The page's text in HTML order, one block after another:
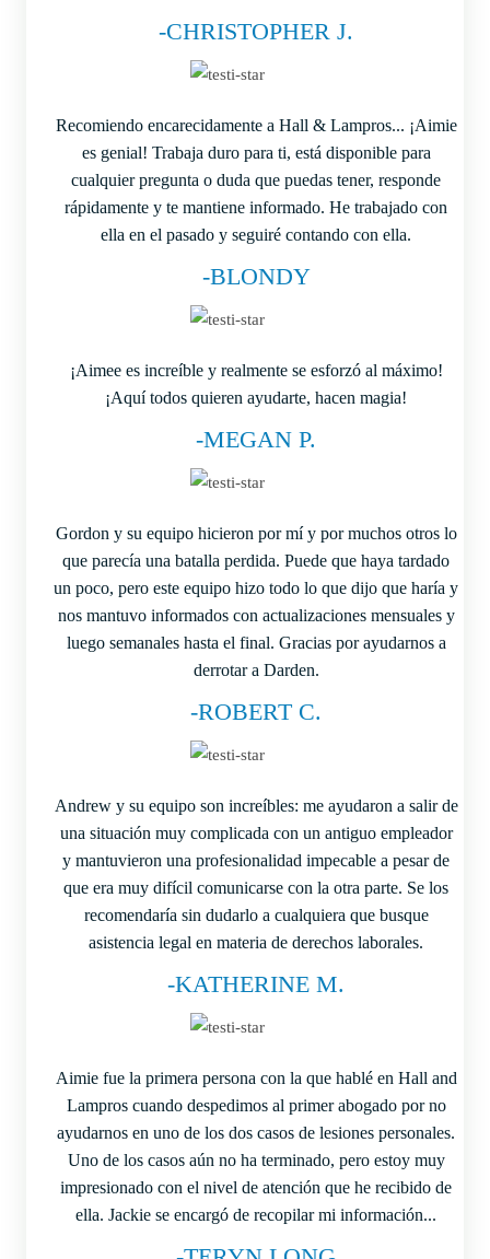
-CHRISTOPHER J.
Recomiendo encarecidamente a Hall & Lampros... ¡Aimie
es genial! Trabaja duro para ti, está disponible para
cualquier pregunta o duda que puedas tener, responde
rápidamente y te mantiene informado. He trabajado con
ella en el pasado y seguiré contando con ella.
-BLONDY
¡Aimee es increíble y realmente se esforzó al máximo!
¡Aquí todos quieren ayudarte, hacen magia!
-MEGAN P.
Gordon y su equipo hicieron por mí y por muchos otros lo
que parecía una batalla perdida. Puede que haya tardado
un poco, pero este equipo hizo todo lo que dijo que haría y
nos mantuvo informados con actualizaciones mensuales y
luego semanales hasta el final. Gracias por ayudarnos a
derrotar a Darden.
-ROBERT C.
Andrew y su equipo son increíbles: me ayudaron a salir de
una situación muy complicada con un antiguo empleador
y mantuvieron una profesionalidad impecable a pesar de
que era muy difícil comunicarse con la otra parte. Se los
recomendaría sin dudarlo a cualquiera que busque
asistencia legal en materia de derechos laborales.
-KATHERINE M.
Aimie fue la primera persona con la que hablé en Hall and
Lampros cuando despedimos al primer abogado por no
ayudarnos en uno de los dos casos de lesiones personales.
Uno de los casos aún no ha terminado, pero estoy muy
impresionado con el nivel de atención que he recibido de
ella. Jackie se encargó de recopilar mi información...